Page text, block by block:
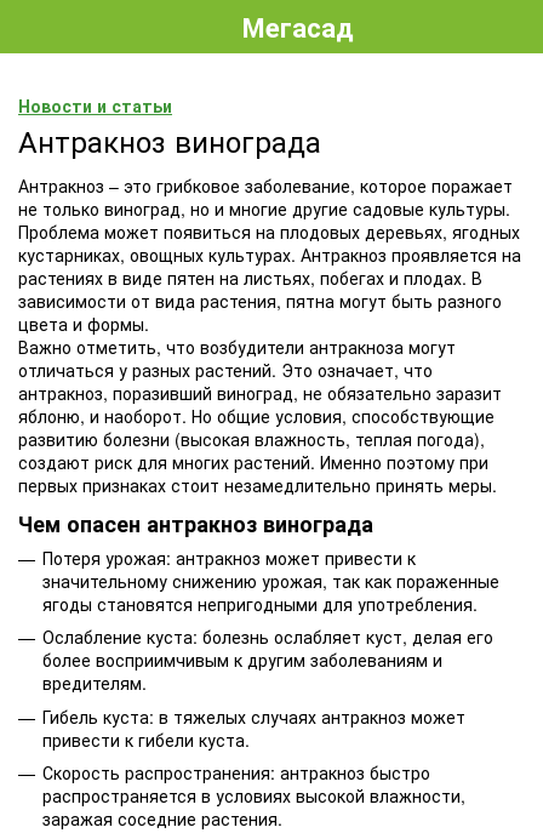
Мегасад
Новости и статьи
Антракноз винограда
Антракноз – это грибковое заболевание, которое поражает
не только виноград, но и многие другие садовые культуры.
Проблема может появиться на плодовых деревьях, ягодных
кустарниках, овощных культурах. Антракноз проявляется на
растениях в виде пятен на листьях, побегах и плодах. В
зависимости от вида растения, пятна могут быть разного
цвета и формы.
Важно отметить, что возбудители антракноза могут
отличаться у разных растений. Это означает, что
антракноз, поразивший виноград, не обязательно заразит
яблоню, и наоборот. Но общие условия, способствующие
развитию болезни (высокая влажность, теплая погода),
создают риск для многих растений. Именно поэтому при
первых признаках стоит незамедлительно принять меры.
Чем опасен антракноз винограда
Потеря урожая: антракноз может привести к
значительному снижению урожая, так как пораженные
ягоды становятся непригодными для употребления.
Ослабление куста: болезнь ослабляет куст, делая его
более восприимчивым к другим заболеваниям и
вредителям.
Гибель куста: в тяжелых случаях антракноз может
привести к гибели куста.
Скорость распространения: антракноз быстро
распространяется в условиях высокой влажности,
заражая соседние растения.